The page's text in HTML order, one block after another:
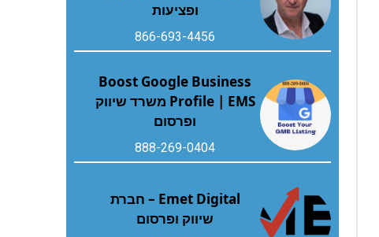
ופציעות
866-693-4456
Boost Google Business
Profile | EMS משרד שיווק
ופרסום
888-269-0404
Emet Digital – חברת
שיווק ופרסום